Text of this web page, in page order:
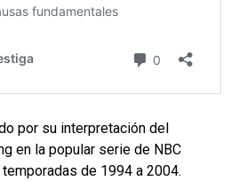
por su interpretación del
en la popular serie de NBC
de 1994 a 2004.